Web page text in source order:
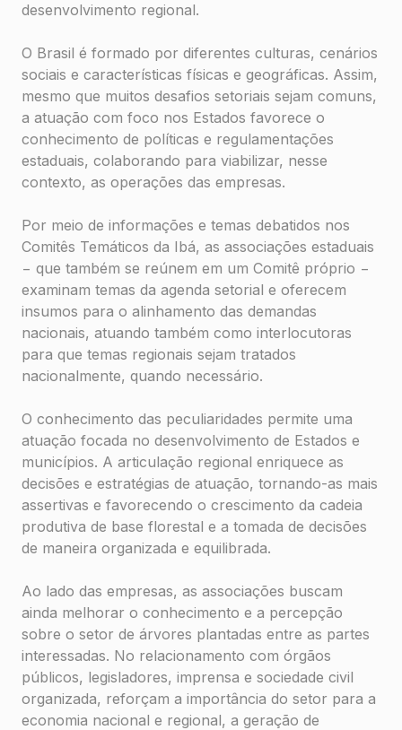
desenvolvimento regional.
O Brasil é formado por diferentes culturas, cenários
sociais e características físicas e geográficas. Assim,
mesmo que muitos desafios setoriais sejam comuns,
a atuação com foco nos Estados favorece o
conhecimento de políticas e regulamentações
estaduais, colaborando para viabilizar, nesse
contexto, as operações das empresas.
Por meio de informações e temas debatidos nos
Comitês Temáticos da Ibá, as associações estaduais
− que também se reúnem em um Comitê próprio −
examinam temas da agenda setorial e oferecem
insumos para o alinhamento das demandas
nacionais, atuando também como interlocutoras
para que temas regionais sejam tratados
nacionalmente, quando necessário.
O conhecimento das peculiaridades permite uma
atuação focada no desenvolvimento de Estados e
municípios. A articulação regional enriquece as
decisões e estratégias de atuação, tornando-as mais
assertivas e favorecendo o crescimento da cadeia
produtiva de base florestal e a tomada de decisões
de maneira organizada e equilibrada.
Ao lado das empresas, as associações buscam
ainda melhorar o conhecimento e a percepção
sobre o setor de árvores plantadas entre as partes
interessadas. No relacionamento com órgãos
públicos, legisladores, imprensa e sociedade civil
organizada, reforçam a importância do setor para a
economia nacional e regional, a geração de